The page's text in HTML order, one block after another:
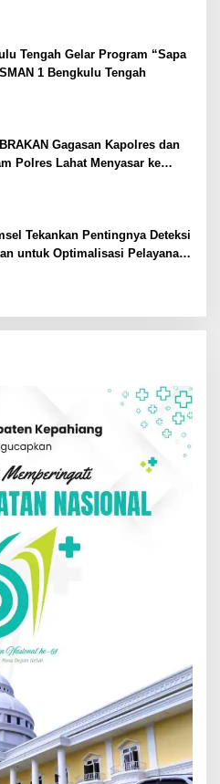
Tengah Gelar Program “Sapa
1 Bengkulu Tengah
Gagasan Kapolres dan
Polres Lahat Menyasar ke
Tekankan Pentingnya Deteksi
untuk Optimalisasi Pelayanan